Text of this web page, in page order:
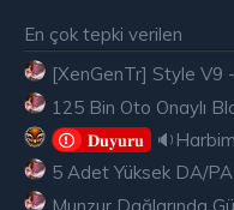
En çok tepki verilen
[XenGenTr] Style V9
𝐃𝐮𝐲𝐮𝐫𝐮